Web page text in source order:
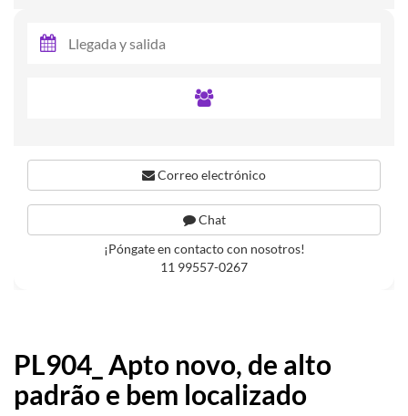
PL904_ Apto novo, de alto
padrão e bem localizado
Correo electrónico
Chat
¡Póngate en contacto con nosotros!
11 99557-0267